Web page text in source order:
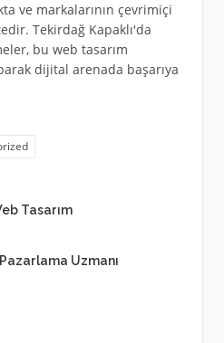
ve markalarının çevrimiçi
Tekirdağ Kapaklı'da
bu web tasarım
dijital arenada başarıya
Tasarım
Uzmanı